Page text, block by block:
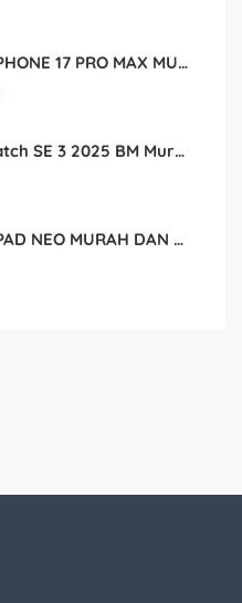
JUAL APPLE IPHONE 17 PRO MAX MURAH DAN ORIGINAL
Jual Apple Watch SE 3 2025 BM Murah Dan original
JUAL APPLE IPAD NEO MURAH DAN ORIGINAL